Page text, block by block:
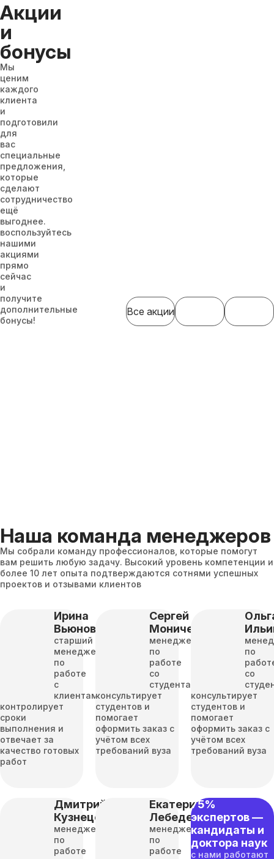
Акции
и
бонусы
Мы
ценим
каждого
клиента
и
подготовили
для
вас
специальные
предложения,
которые
сделают
сотрудничество
ещё
выгоднее.
воспользуйтесь
нашими
акциями
прямо
сейчас
и
получите
дополнительные
бонусы!
Все акции
Наша команда менеджеров
Мы собрали команду профессионалов, которые помогут
вам решить любую задачу. Высокий уровень компетенции и
более 10 лет опыта подтверждаются сотнями успешных
проектов и отзывами клиентов
Ирина
Вьюнова
старший
менеджер
по
работе
с
клиентами
контролирует
сроки
выполнения и
отвечает за
качество готовых
работ
Сергей
Моничев
менеджер
по
работе
со
студентами
консультирует
студентов и
помогает
оформить заказ с
учётом всех
требований вуза
по
со
консультирует
студентов и
помогает
оформить заказ с
учётом всех
требований вуза
Дмитрий
Кузнецов
менеджер
по
работе
Екатерина
Лебедева
менеджер
по
работе
75%
экспертов —
кандидаты и
доктора наук
с нами работают